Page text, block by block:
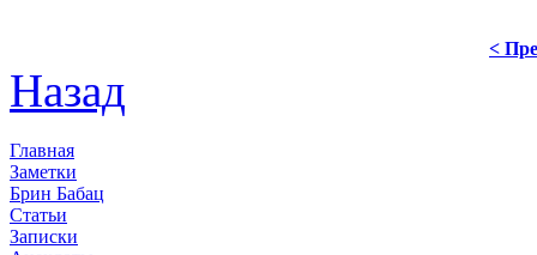
<
Назад
Главная
Заметки
Брин Бабац
Статьи
Записки